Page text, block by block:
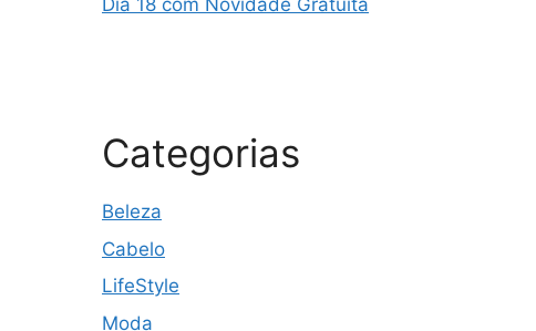
Dia 18 com Novidade Gratuita
Categorias
Beleza
Cabelo
LifeStyle
Moda